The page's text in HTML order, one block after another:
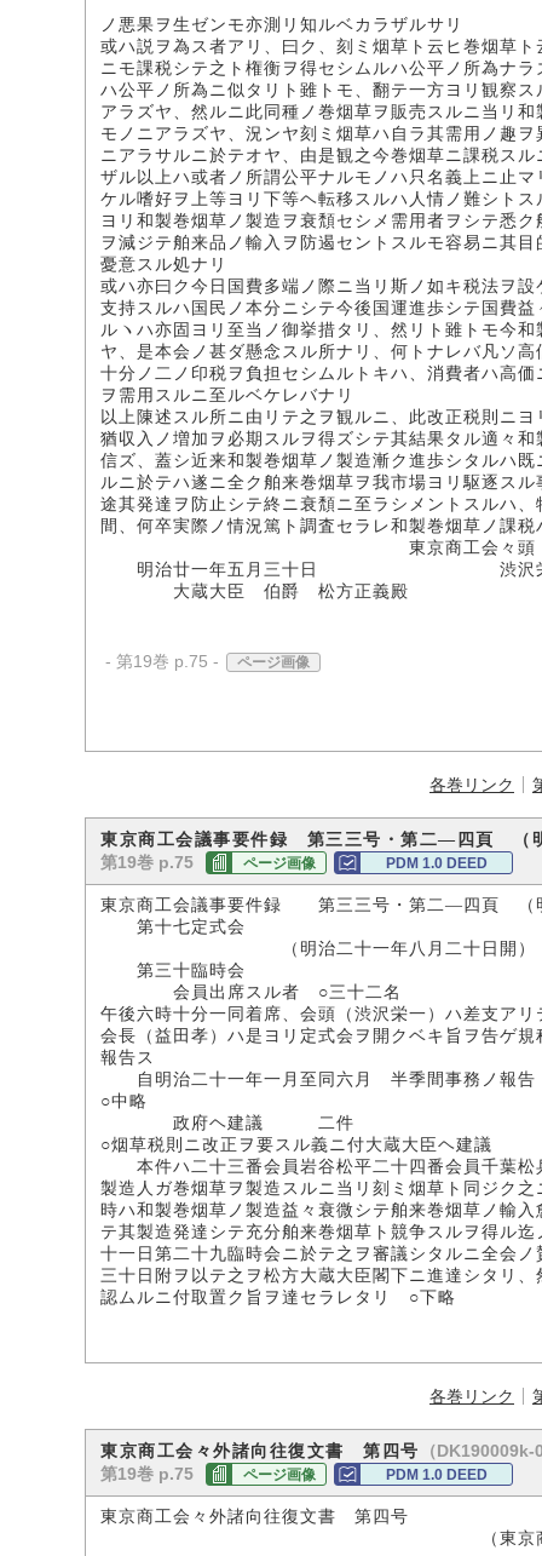
ノ悪果ヲ生ゼンモ亦測リ知ルベカラザルサリ
或ハ説ヲ為ス者アリ、曰ク、刻ミ烟草ト云ヒ巻烟草
ニモ課税シテ之ト権衡ヲ得セシムルハ公平ノ所為ナ
ハ公平ノ所為ニ似タリト雖トモ、翻テ一方ヨリ観察
アラズヤ、然ルニ此同種ノ巻烟草ヲ販売スルニ当リ
モノニアラズヤ、況ンヤ刻ミ烟草ハ自ラ其需用ノ趣
ニアラサルニ於テオヤ、由是観之今巻烟草ニ課税ス
ザル以上ハ或者ノ所謂公平ナルモノハ只名義上ニ止
ケル嗜好ヲ上等ヨリ下等ヘ転移スルハ人情ノ難シト
ヨリ和製巻烟草ノ製造ヲ衰頽セシメ需用者ヲシテ悉
ヲ減ジテ舶来品ノ輸入ヲ防遏セントスルモ容易ニ其
憂意スル処ナリ
或ハ亦曰ク今日国費多端ノ際ニ当リ斯ノ如キ税法ヲ
支持スルハ国民ノ本分ニシテ今後国運進歩シテ国費
ルヽハ亦固ヨリ至当ノ御挙措タリ、然リト雖トモ今
ヤ、是本会ノ甚ダ懸念スル所ナリ、何トナレバ凡ソ
十分ノ二ノ印税ヲ負担セシムルトキハ、消費者ハ高
ヲ需用スルニ至ルベケレバナリ
以上陳述スル所ニ由リテ之ヲ観ルニ、此改正税則ニ
猶収入ノ増加ヲ必期スルヲ得ズシテ其結果タル適々
信ズ、蓋シ近来和製巻烟草ノ製造漸ク進歩シタルハ
ルニ於テハ遂ニ全ク舶来巻烟草ヲ我市場ヨリ駆逐ス
途其発達ヲ防止シテ終ニ衰頽ニ至ラシメントスルハ
間、何卒実際ノ情況篤ト調査セラレ和製巻烟草ノ課
東京商工会々頭
明治廿一年五月三十日 渋沢
大蔵大臣 伯爵 松方正義殿
- 第19巻 p.75 - ページ画像
各巻リンク
東京商工会議事要件録 第三三号・第二―四頁 （
第19巻 p.75 ページ画像 PDM 1.0 DEED
東京商工会議事要件録 第三三号・第二―四頁 （
第十七定式会
（明治二十一年八月二十日開）
第三十臨時会
会員出席スル者 ○三十二名
午後六時十分一同着席、会頭（渋沢栄一）ハ差支ア
会長（益田孝）ハ是ヨリ定式会ヲ開クベキ旨ヲ告ゲ
報告ス
自明治二十一年一月至同六月 半季間事務ノ報告
○中略
政府ヘ建議 二件
○烟草税則ニ改正ヲ要スル義ニ付大蔵大臣ヘ建議
本件ハ二十三番会員岩谷松平二十四番会員千葉松
製造人ガ巻烟草ヲ製造スルニ当リ刻ミ烟草ト同ジク
時ハ和製巻烟草ノ製造益々衰微シテ舶来巻烟草ノ輸
テ其製造発達シテ充分舶来巻烟草ト競争スルヲ得ル
十一日第二十九臨時会ニ於テ之ヲ審議シタルニ全会
三十日附ヲ以テ之ヲ松方大蔵大臣閣下ニ進達シタリ
認ムルニ付取置ク旨ヲ達セラレタリ ○下略
各巻リンク
東京商工会々外諸向往復文書 第四号
（DK190009k-
第19巻 p.75
ページ画像 PDM 1.0 DEED
東京商工会々外諸向往復文書 第四号
（東京商工会議所